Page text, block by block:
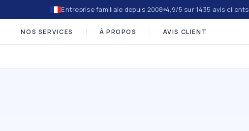
Entreprise familiale depuis 2008 4,9/5 sur 1435 avis clients
NOS SERVICES À PROPOS AVIS CLIENT